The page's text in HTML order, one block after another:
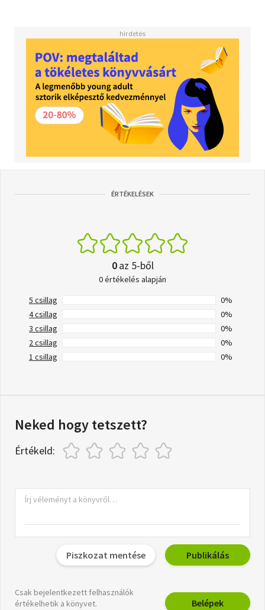
ÉRTÉKELÉSEK
0az 5-ből
0 értékelés alapján
5 csillag
0%
4 csillag
0%
3 csillag
0%
2 csillag
0%
1 csillag
0%
Neked hogy tetszett?
Értékeld:
Piszkozat mentése Publikálás
Csak bejelentkezett felhasználók
értékelhetik a könyvet.
Belépek